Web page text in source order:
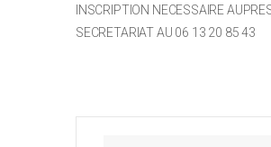
INSCRIPTION NECESSAIRE
SECRETARIAT AU 06 13 20 85 43